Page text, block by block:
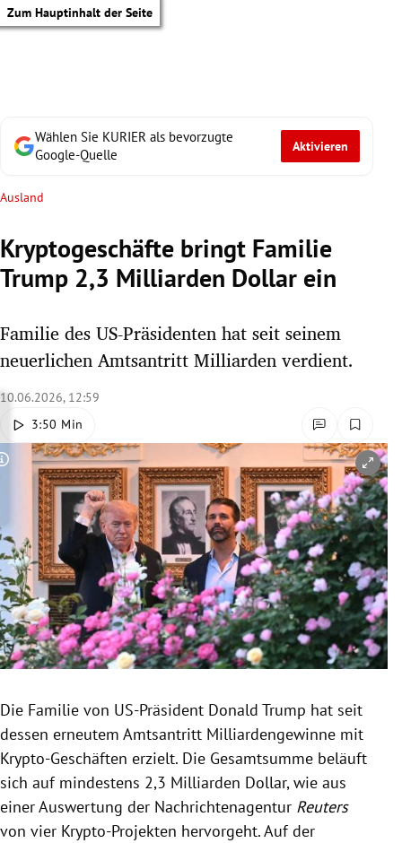
Zum Hauptinhalt der Seite
Untermenü
Untermenü
Untermenü
Untermenü
Untermenü
Untermenü
Untermenü
Untermenü
Wählen Sie KURIER als bevorzugte
Google-Quelle
Aktivieren
Ausland
Kryptogeschäfte bringt Familie
Trump 2,3 Milliarden Dollar ein
Familie des US-Präsidenten hat seit seinem
neuerlichen Amtsantritt Milliarden verdient.
10.06.2026, 12:59
3:50 Min
Copyright-Hinweis öffnen/schließen
Die Familie von US-Präsident Donald Trump hat seit
dessen erneutem Amtsantritt Milliardengewinne mit
Krypto-Geschäften erzielt. Die Gesamtsumme beläuft
sich auf mindestens 2,3 Milliarden Dollar, wie aus
einer Auswertung der Nachrichtenagentur Reuters
von vier Krypto-Projekten hervorgeht. Auf der